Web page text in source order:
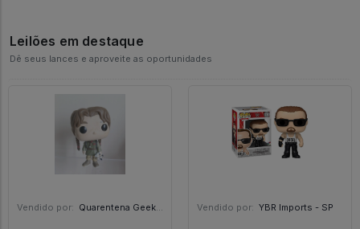
Leilões em destaque
Dê seus lances e aproveite as oportunidades
Vendido por: Quarentena Geek Store - SP Vendido por: YBR Imports - SP